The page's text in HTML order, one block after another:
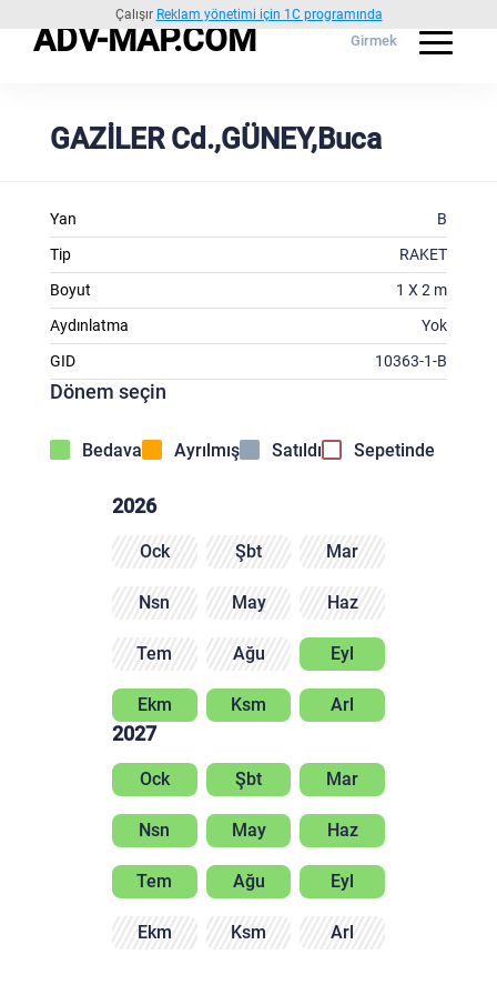
Çalışır Reklam yönetimi için 1C programında
ADV-MAP.COM Girmek
GAZİLER Cd.,GÜNEY,Buca
Yan
B
Tip
RAKET
Boyut
1 X 2 m
Aydınlatma
Yok
GID
10363-1-B
Dönem seçin
Bedava Ayrılmış Satıldı Sepetinde
2026
Ock Şbt Mar
Nsn May Haz
Tem Ağu Eyl
Ekm Ksm Arl
2027
Ock Şbt Mar
Nsn May Haz
Tem Ağu Eyl
Ekm Ksm Arl